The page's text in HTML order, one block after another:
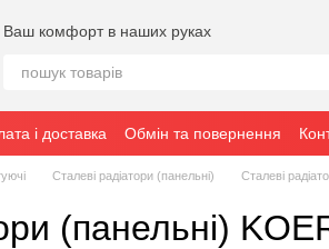
Ваш комфорт в наших руках
і доставка Обмін та повернення
Сталеві радіатори (панельні) Сталеві
(панельні)